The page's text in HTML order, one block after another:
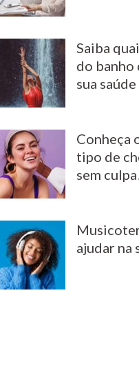
Saiba
do banho
sua saúde
Conheça
tipo de
sem
ajudar na